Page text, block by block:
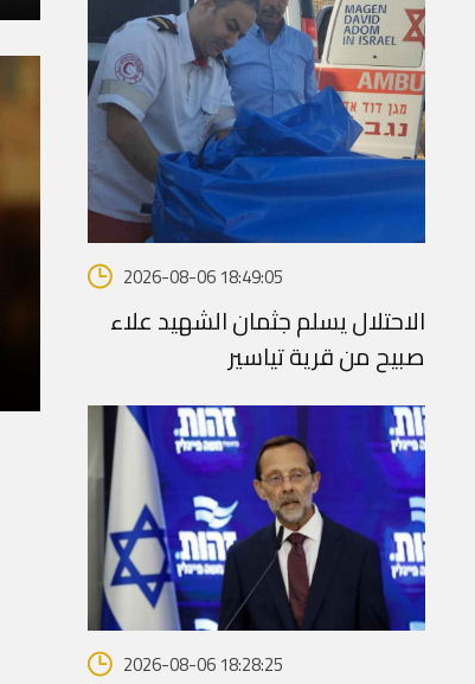
2026-08-06 18:49:05
الاحتلال يسلم جثمان الشهيد علاء
صبيح من قرية تياسير
2026-08-06 18:28:25